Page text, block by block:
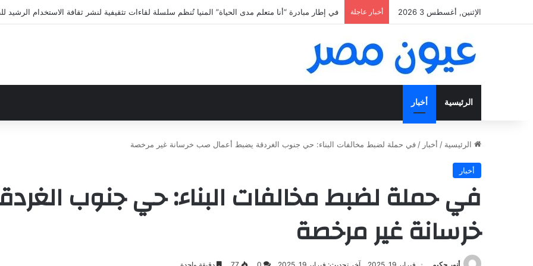
الإثنين, أغسطس 3 2026 أخبار عاجلة «فتح عينك كويس».. اعثر على الاختلافات الخمس خلال 11 ثانية فقط
الرئيسية أخبار
الرئيسية / أخبار / في حملة لضبط مخالفات البناء: حي جنوب الغردقة يضبط أعمال صب خرسانة غير مرخصة
أخبار
في حملة لضبط مخالفات البناء: حي جنوب
خرسانة غير مرخصة